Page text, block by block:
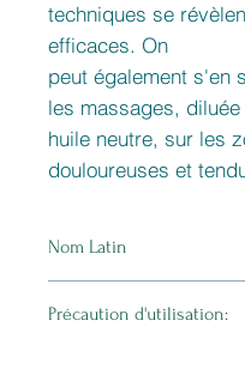
techniques se
efficaces. On
peut également s'en
les massages,
huile neutre, sur les
douloureuses et
Nom Latin
Précaution d'utilisation: